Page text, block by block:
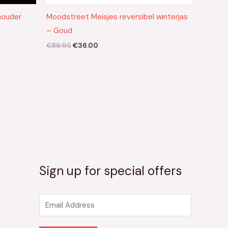
Moodstreet Meisjes reversibel winterjas
– Goud
€89.95€36.00
Sign up for special offers
m